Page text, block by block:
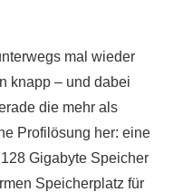
mal wieder
knapp – und dabei
die mehr als
Profilösung her: eine
Gigabyte Speicher
Speicherplatz für